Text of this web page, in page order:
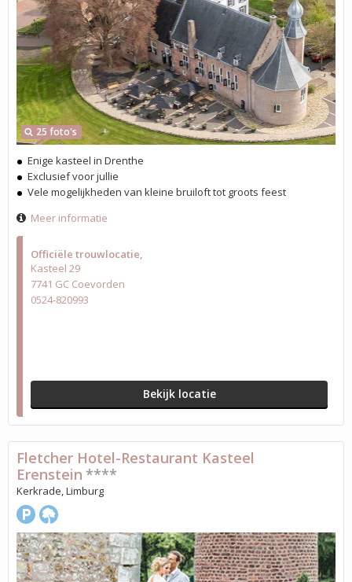
Officiële trouwlocatie
Kasteel 29
7741 GC Coevorden
0524-820993
Bekijk locatie
25 foto's
Enige kasteel in Drenthe
Exclusief voor jullie
Vele mogelijkheden van kleine bruiloft tot groots feest
Meer informatie
Fletcher Hotel-Restaurant Kasteel
Erenstein ****
Kerkrade, Limburg